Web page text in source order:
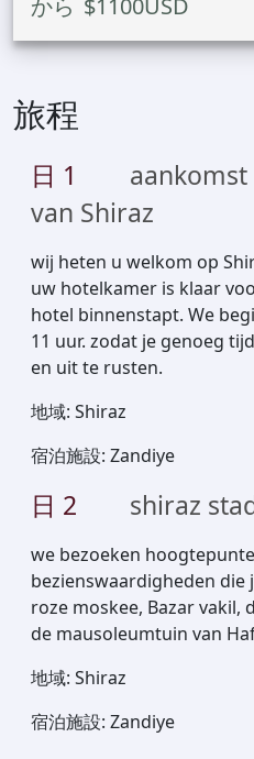
から $1100USD
旅程
日 1
van Shiraz
wij heten u welkom op
uw hotelkamer is klaar
hotel binnenstapt. We
11 uur. zodat je genoeg
en uit te rusten.
地域: Shiraz
宿泊施設: Zandiye
日 2 shiraz
we bezoeken
bezienswaardigheden die
roze moskee, Bazar vakil,
de mausoleumtuin van
地域: Shiraz
宿泊施設: Zandiye